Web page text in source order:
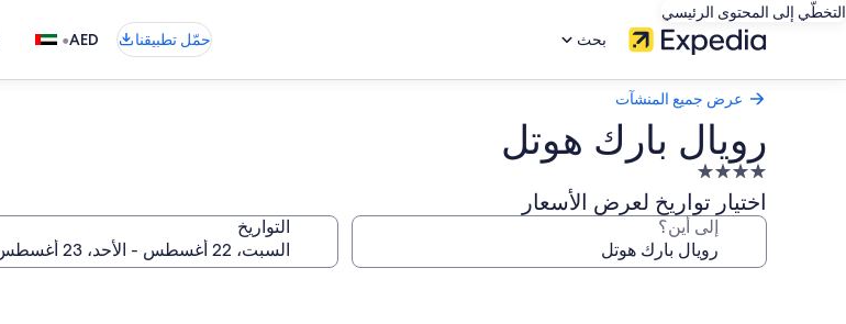
التخطّي إلى المحتوى الرئيسي
بحث
حمّل تطبيقنا AED
•
عرض جميع المنشآت
رويال بارك هوتل
منشأة
فندقية
مصنفة
4.0
اختيار تواريخ لعرض الأسعار
إلى أين؟ التواريخ